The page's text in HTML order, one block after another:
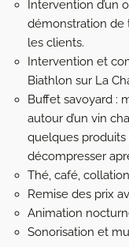
Intervention d’un
démonstration de
les clients.
Intervention et
Biathlon sur La
Buffet savoyard :
autour d’un vin
quelques
décompresser
Thé, café,
Remise des prix
Animation
Sonorisation et